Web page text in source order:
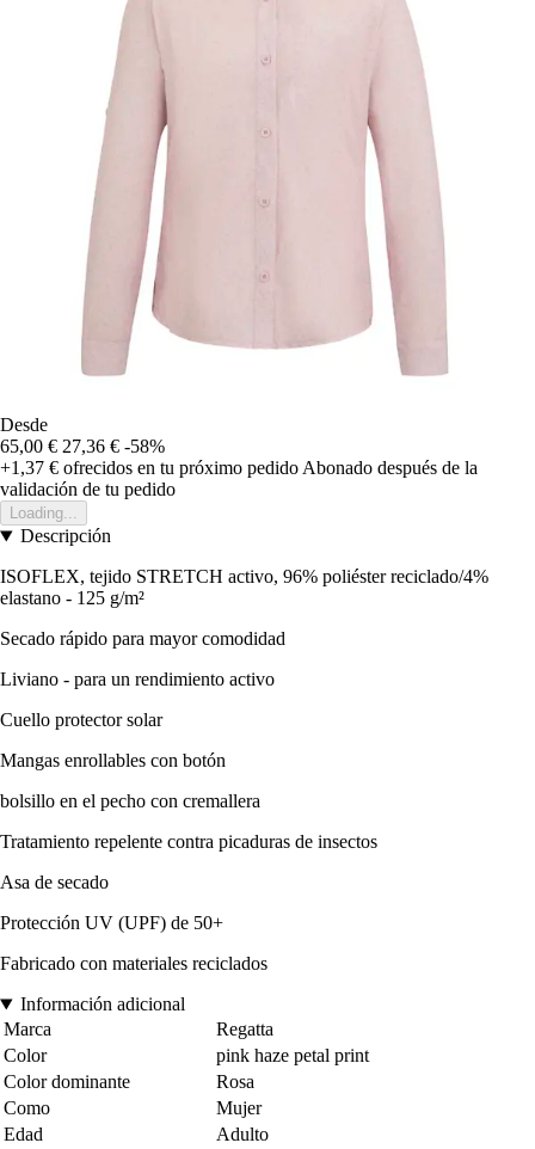
Desde
65,00 € 27,36 € -58%
+1,37 € ofrecidos en tu próximo pedido Abonado después de la
validación de tu pedido
Loading...
Descripción
ISOFLEX, tejido STRETCH activo, 96% poliéster reciclado/4%
elastano - 125 g/m²
Secado rápido para mayor comodidad
Liviano - para un rendimiento activo
Cuello protector solar
Mangas enrollables con botón
bolsillo en el pecho con cremallera
Tratamiento repelente contra picaduras de insectos
Asa de secado
Protección UV (UPF) de 50+
Fabricado con materiales reciclados
Información adicional
Marca
Regatta
Color
pink haze petal print
Color dominante
Rosa
Como
Mujer
Edad
Adulto